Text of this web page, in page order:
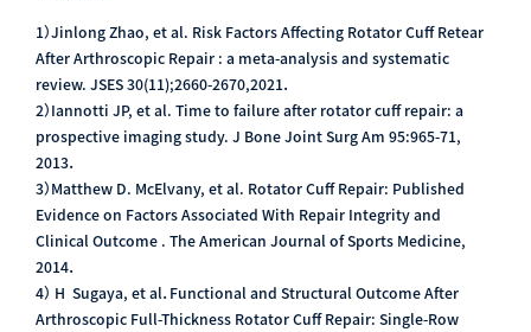
1）Jinlong Zhao, et al. Risk Factors Affecting Rotator Cuff Retear
After Arthroscopic Repair : a meta-analysis and systematic
review. JSES 30(11);2660-2670,2021．
2）Iannotti JP, et al. Time to failure after rotator cuff repair: a
prospective imaging study. J Bone Joint Surg Am 95:965-71,
2013．
3）Matthew D. McElvany, et al. Rotator Cuff Repair: Published
Evidence on Factors Associated With Repair Integrity and
Clinical Outcome . The American Journal of Sports Medicine,
2014．
4） H Sugaya, et al．Functional and Structural Outcome After
Arthroscopic Full-Thickness Rotator Cuff Repair: Single-Row